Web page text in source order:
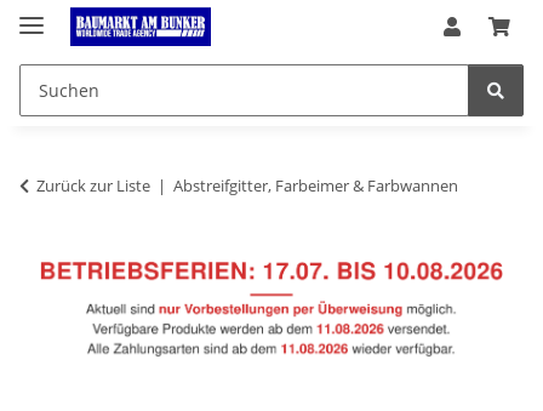
Zurück zur Liste Abstreifgitter, Farbeimer & Farbwannen